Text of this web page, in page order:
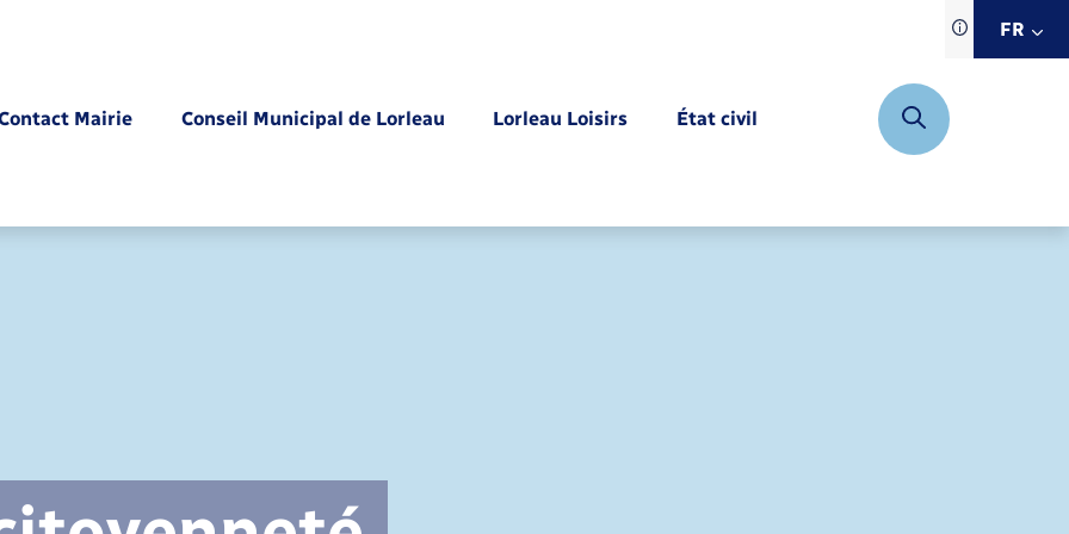
Traduction
siteFR
Mairie Conseil Municipal de Lorleau Lorleau Loisirs État civil